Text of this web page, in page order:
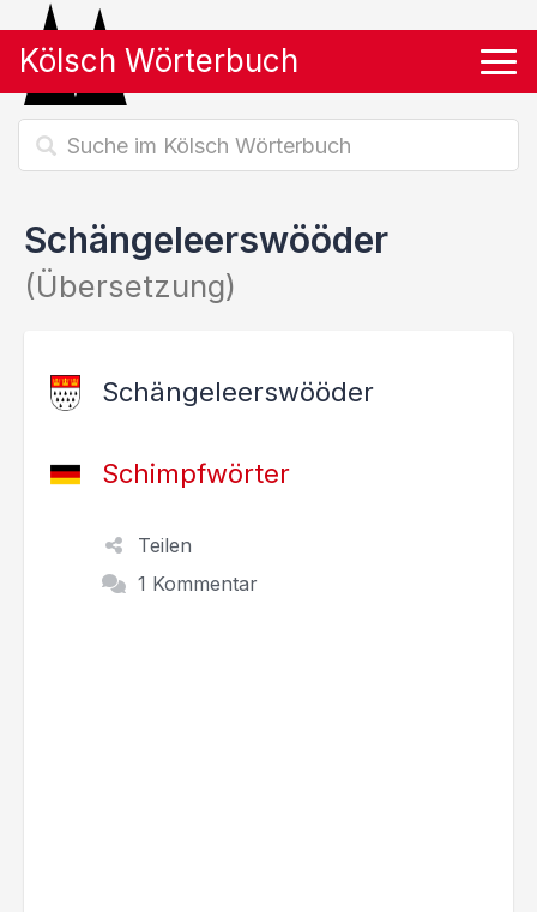
Kölsch Wörterbuch
Schängeleerswööder
(Übersetzung)
Schängeleerswööder
Schimpfwörter
Teilen
1 Kommentar